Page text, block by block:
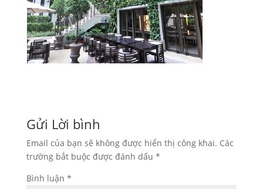
Gửi Lời bình
Email của bạn sẽ không được hiển thị công khai. Các
trường bắt buộc được đánh dấu *
Bình luận *